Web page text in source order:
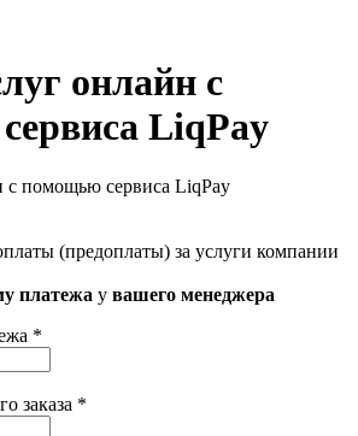
онлайн с
LiqPay
с помощью сервиса LiqPay
(предоплаты) за услуги компании
платежа у вашего менеджера
*
заказа *